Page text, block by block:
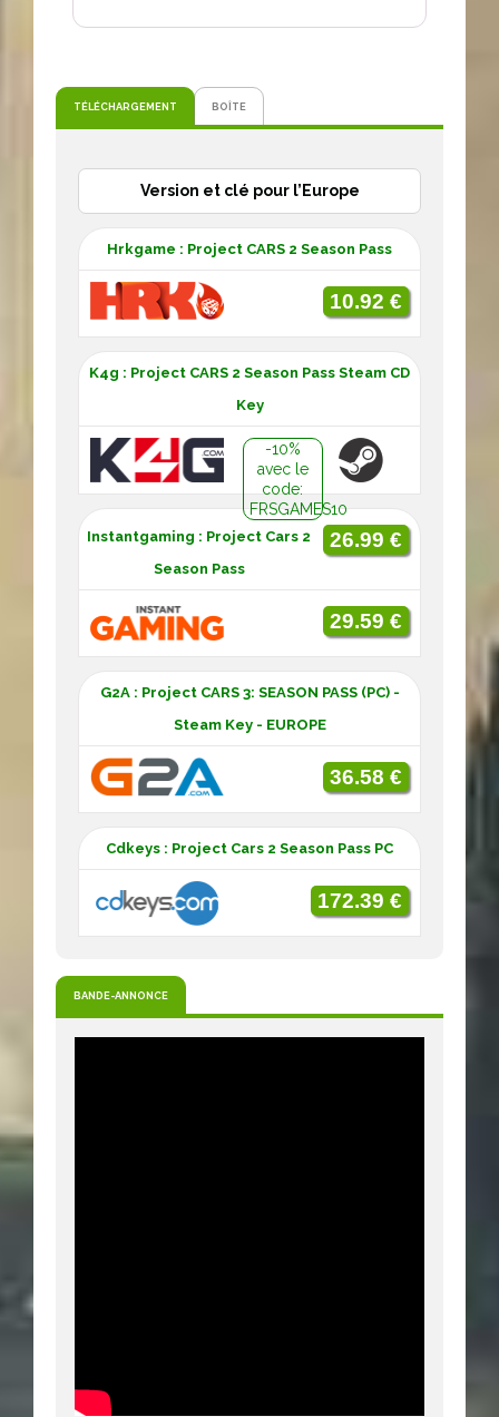
TÉLÉCHARGEMENT BOÎTE
Version et clé pour l’Europe
Hrkgame : Project CARS 2 Season Pass
10.92 €
K4g : Project CARS 2 Season Pass Steam CD
Key
-10%
avec le
code:
FRSGAMES10
26.99 €
Instantgaming : Project Cars 2
Season Pass
29.59 €
G2A : Project CARS 3: SEASON PASS (PC) -
Steam Key - EUROPE
36.58 €
Cdkeys : Project Cars 2 Season Pass PC
172.39 €
BANDE-ANNONCE